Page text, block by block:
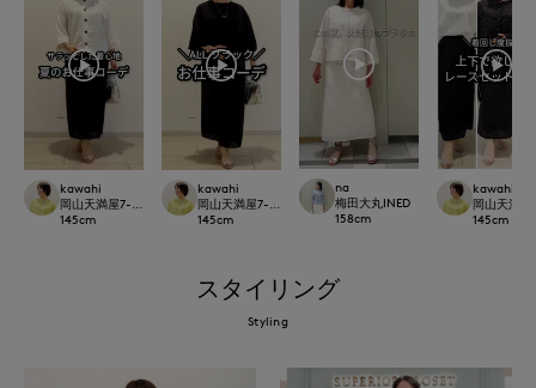
kawahi
岡山天満屋7-IDconcept.
145cm
kawahi
岡山天満屋7-IDconcept.
145cm
na
梅田大丸INED
158cm
kawahi
岡山天満
145cm
スタイリング
Styling